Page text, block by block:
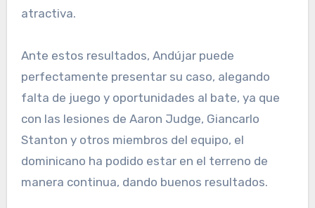
atractiva.
Ante estos resultados, Andújar puede
perfectamente presentar su caso, alegando
falta de juego y oportunidades al bate, ya que
con las lesiones de Aaron Judge, Giancarlo
Stanton y otros miembros del equipo, el
dominicano ha podido estar en el terreno de
manera continua, dando buenos resultados.